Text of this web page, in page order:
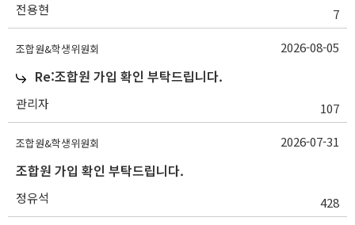
전용현 7
조합원&학생위원회
Re:조합원 가입 확인 부탁드립니다.
관리자 107
2026-08-05
조합원&학생위원회
조합원 가입 확인 부탁드립니다.
정유석 428
2026-07-31